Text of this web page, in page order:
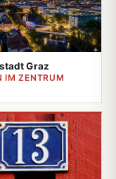
Graz
IM ZENTRUM